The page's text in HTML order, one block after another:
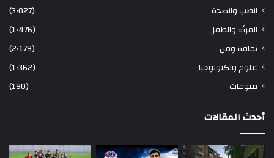
الطب والصحة
(3٬027)
المرأة والطفل
(1٬476)
ثقافة وفن
(2٬179)
علوم وتكنولوجيا
(1٬362)
منوعات
(190)
أحدث المقالات